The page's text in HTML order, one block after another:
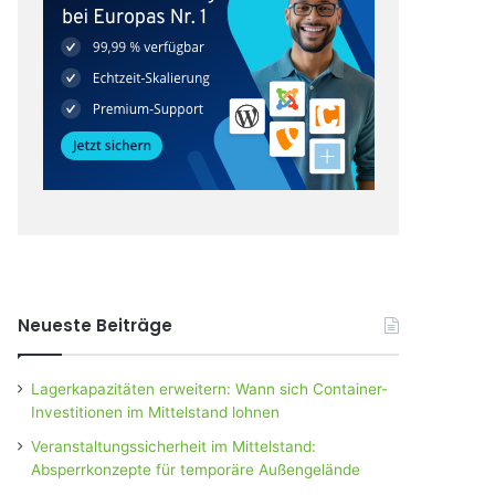
Neueste Beiträge
Lagerkapazitäten erweitern: Wann sich Container-
Investitionen im Mittelstand lohnen
Veranstaltungssicherheit im Mittelstand:
Absperrkonzepte für temporäre Außengelände